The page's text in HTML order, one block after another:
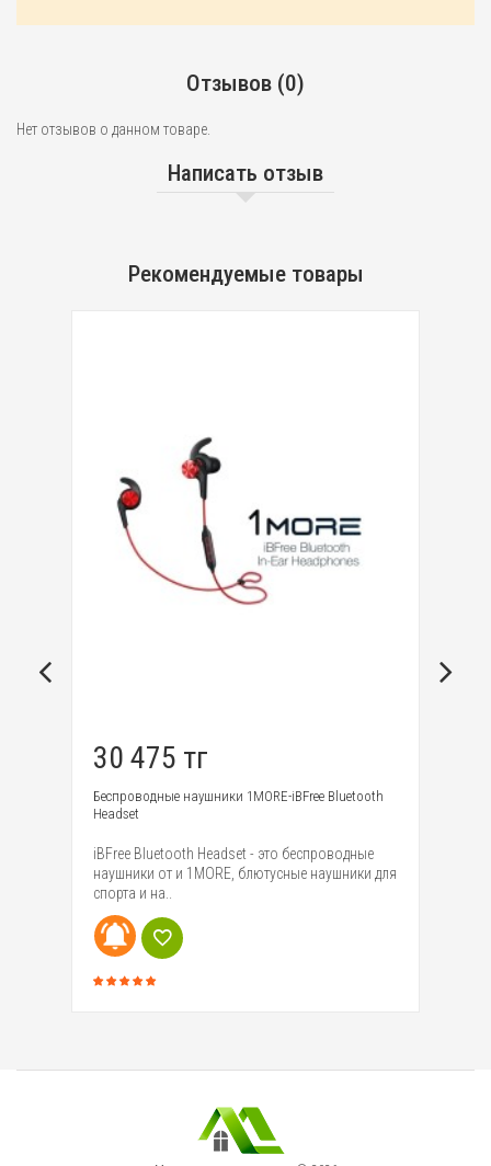
Отзывов (0)
Нет отзывов о данном товаре.
Написать отзыв
Рекомендуемые товары
30 475 тг
Беспроводные наушники 1MORE-iBFree Bluetooth
Headset
iBFree Bluetooth Headset - это беспроводные
наушники от и 1MORE, блютусные наушники для
спорта и на..